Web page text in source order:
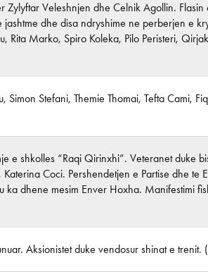
Veleshnjen dhe Celnik Agollin. Flasin
dhe disa ndryshime ne perberjen e
Rita Marko, Spiro Koleka, Pilo Peristeri,
Stefani, Themie Thomai, Tefta Cami,
e shkolles “Raqi Qirinxhi”. Veteranet duke
Coci. Pershendetjen e Partise dhe te
ka dhene mesim Enver Hoxha. Manifestimi
Aksionistet duke vendosur shinat e trenit.